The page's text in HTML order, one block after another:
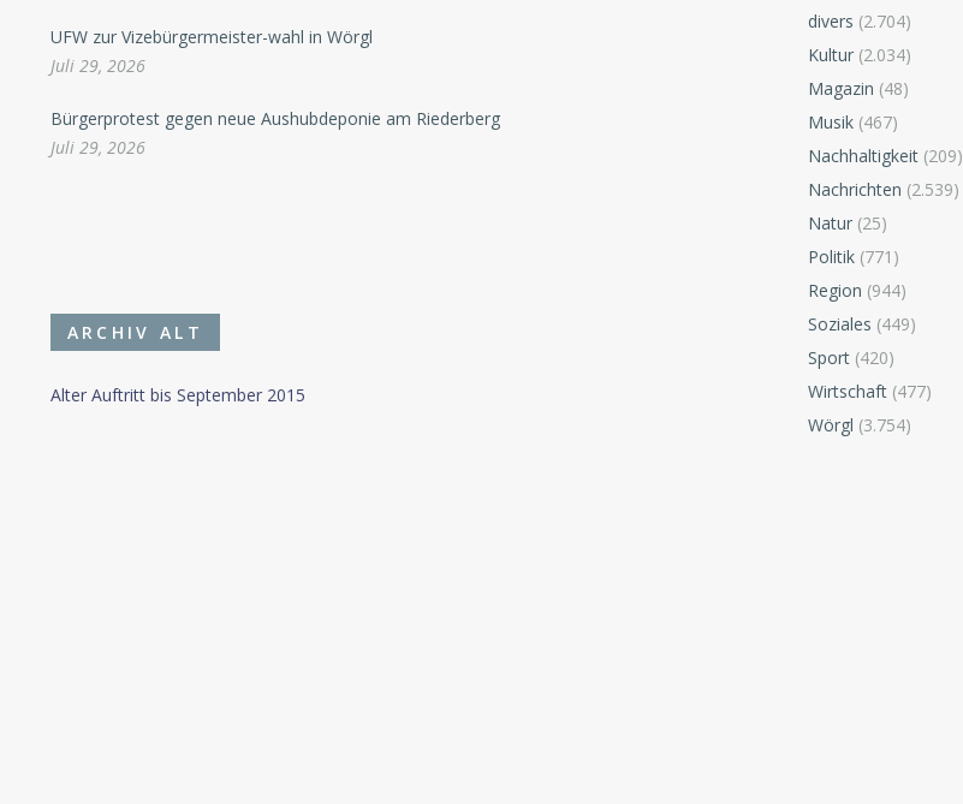
UFW zur Vizebürgermeister-wahl in Wörgl
Juli 29, 2026
Bürgerprotest gegen neue Aushubdeponie am Riederberg
Juli 29, 2026
ARCHIV ALT
Alter Auftritt bis September 2015
divers (2.704)
Kultur (2.034)
Magazin (48)
Musik (467)
Nachhaltigkeit (209)
Nachrichten (2.539)
Natur (25)
Politik (771)
Region (944)
Soziales (449)
Sport (420)
Wirtschaft (477)
Wörgl (3.754)